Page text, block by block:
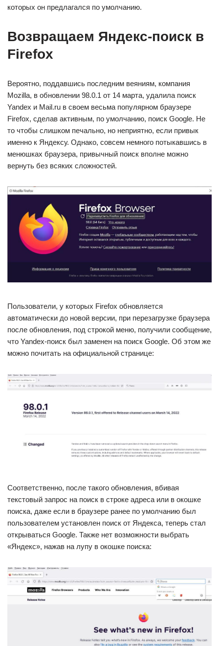
которых он предлагался по умолчанию.
Возвращаем Яндекс-поиск в
Firefox
Вероятно, поддавшись последним веяниям, компания
Mozilla, в обновлении 98.0.1 от 14 марта, удалила поиск
Yandex и Mail.ru в своем весьма популярном браузере
Firefox, сделав активным, по умолчанию, поиск Google. Не
то чтобы слишком печально, но неприятно, если привык
именно к Яндексу. Однако, совсем немного потыкавшись в
менюшках браузера, привычный поиск вполне можно
вернуть без всяких сложностей.
Пользователи, у которых Firefox обновляется
автоматически до новой версии, при перезагрузке браузера
после обновления, под строкой меню, получили сообщение,
что Yandex-поиск был заменен на поиск Google. Об этом же
можно почитать на официальной странице:
Соответственно, после такого обновления, вбивая
текстовый запрос на поиск в строке адреса или в окошке
поиска, даже если в браузере ранее по умолчанию был
пользователем установлен поиск от Яндекса, теперь стал
открываться Google. Также нет возможности выбрать
«Яндекс», нажав на лупу в окошке поиска: